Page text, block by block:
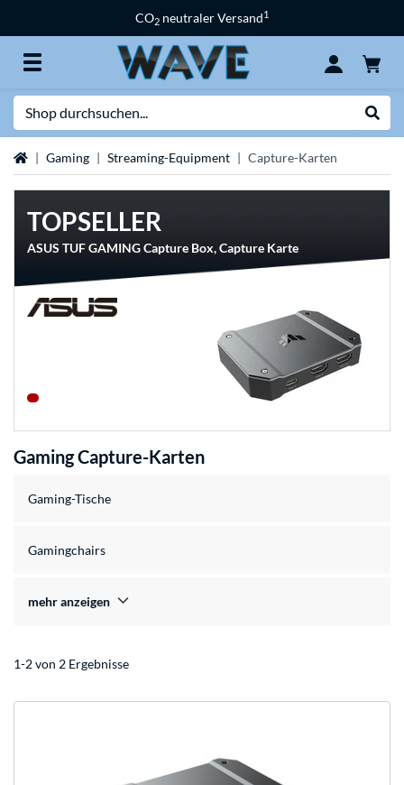
CO2 neutraler Versand1
StartseiteGaming Streaming-Equipment Capture-Karten
TOPSELLER
ASUS TUF GAMING Capture Box, Capture Karte
Gaming Capture-Karten
Gaming-Tische
Gamingchairs
mehr anzeigen
1-2 von 2 Ergebnisse